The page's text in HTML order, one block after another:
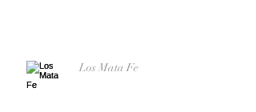
Los Mata Fe